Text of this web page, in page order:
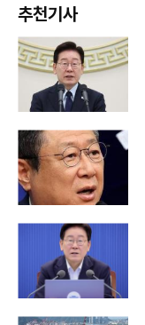
추천기사